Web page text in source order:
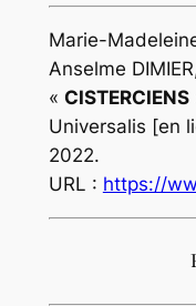
Marie-
Anselme
« CISTERCIENS
Universalis [en
2022.
URL : https://